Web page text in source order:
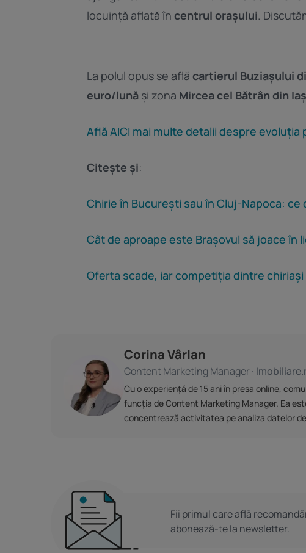
locuință aflată în centrul orașului.
La polul opus se află cartierul Buziașului
euro/lună și zona Mircea cel Bătrân din
Află AICI mai multe detalii despre
Citește și:
Chirie în București sau în Cluj-Napoca: ce
Cât de aproape este Brașovul să joace în
Oferta scade, iar competiția dintre
Corina Vârlan
Content Marketing Manager ·
Cu o experiență de 15 ani în presa online,
funcția de Content Marketing Manager. Ea
concentrează activitatea pe analiza datelor
Fii primul care află
abonează-te la newsletter.